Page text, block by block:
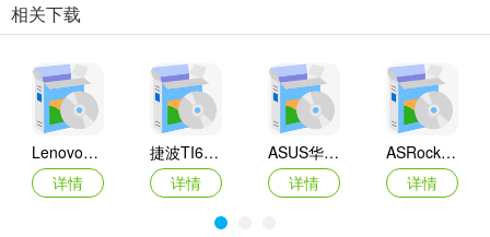
相关下载
Lenovo联想 Ideapad Z465/Z565系列笔记本 声卡驱动
详情
捷波TI61AG-A主板BIOS
详情
ASUS华硕F1A55-M LX3 R2.0主板BIOS
详情
ASRock华擎IMB-A160主板BIOS
详情